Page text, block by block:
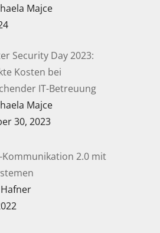
Majce
Security Day 2023:
Kosten bei
IT-Betreuung
Majce
30, 2023
Kommunikation 2.0 mit